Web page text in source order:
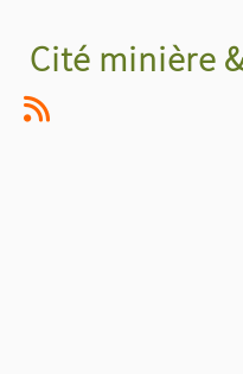
Cité minière